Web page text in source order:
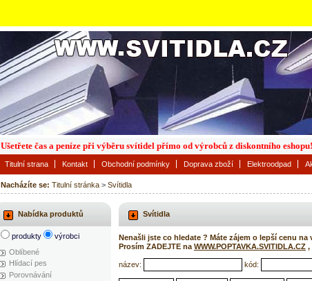
Nacházíte se: Titulní stránka > Svítidla
Svítidla
Nenašli jste co hledate ? Máte zájem o lepší cenu
Prosím ZADEJTE na WWW.POPTAVKA.SVITIDLA.CZ ,
název: kód:
Nabídka produktů
produkty
výrobci
Oblíbené
Hlídací pes
Porovnávání
Titulní strana Kontakt Obchodní podmínky Doprava zboží Elektroodpad
Ušetřete čas a peníze při výběru svítidel přímo od výrobců z diskontního eshopu!